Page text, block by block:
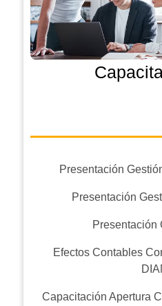
Presentación
Presentación
Presentación
Efectos Contables
Capacitación Apertura